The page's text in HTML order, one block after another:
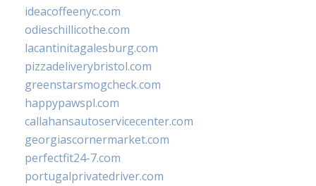
ideacoffeenyc.com
odieschillicothe.com
lacantinitagalesburg.com
pizzadeliverybristol.com
greenstarsmogcheck.com
happypawspl.com
callahansautoservicecenter.com
georgiascornermarket.com
perfectfit24-7.com
portugalprivatedriver.com